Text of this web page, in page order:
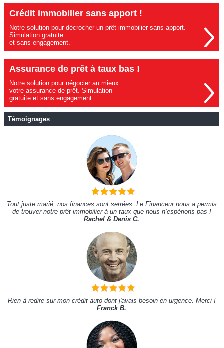
Crédit immobilier sans apport !
Notre solution pour décrocher un prêt immobilier sans apport.
Simulation gratuite
et sans engagement.
Assurance de prêt à taux bas !
Notre solution pour négocier au mieux
votre assurance de prêt. Simulation
gratuite et sans engagement.
Témoignages
Tout juste marié, nos finances sont serrées. Le Financeur nous a permis
de trouver notre prêt immobilier à un taux que nous n’espérions pas !
Rachel & Denis C.
Rien à redire sur mon crédit auto dont j'avais besoin en urgence. Merci !
Franck B.